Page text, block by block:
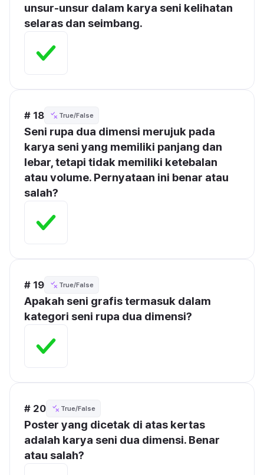
unsur-unsur dalam karya seni kelihatan
selaras dan seimbang.
# 18 True/False
Seni rupa dua dimensi merujuk pada
karya seni yang memiliki panjang dan
lebar, tetapi tidak memiliki ketebalan
atau volume. Pernyataan ini benar atau
salah?
# 19 True/False
Apakah seni grafis termasuk dalam
kategori seni rupa dua dimensi?
# 20 True/False
Poster yang dicetak di atas kertas
adalah karya seni dua dimensi. Benar
atau salah?